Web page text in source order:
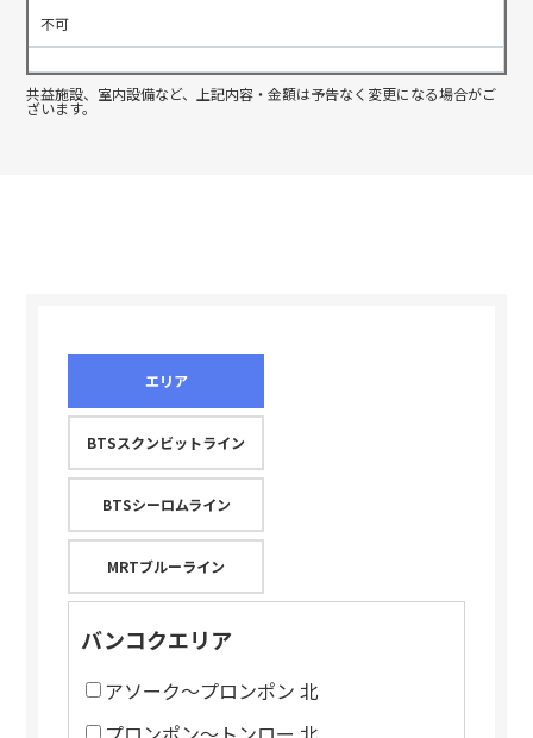
不可
共益施設、室内設備など、上記内容・金額は予告なく変更になる場合がご
ざいます。
エリア
BTSスクンビットライン
BTSシーロムライン
MRTブルーライン
バンコクエリア
アソーク～プロンポン 北